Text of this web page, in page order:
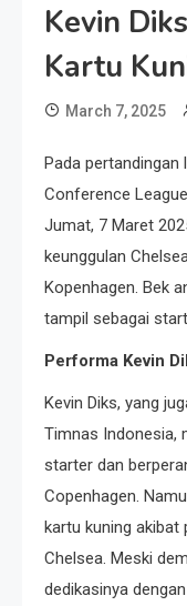
Kevin
Kartu
March 7, 2025
Pada pertandingan
Conference
Jumat, 7 Maret
keunggulan
Kopenhagen. Bek
tampil sebagai
Performa Kevin
Kevin Diks, yang
Timnas Indonesia,
starter dan
Copenhagen.
kartu kuning akibat
Chelsea. Meski
dedikasinya